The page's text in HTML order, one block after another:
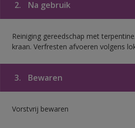
2. Na gebruik
Reiniging gereedschap met
kraan. Verfresten afvoeren volgens
3. Bewaren
Vorstvrij bewaren